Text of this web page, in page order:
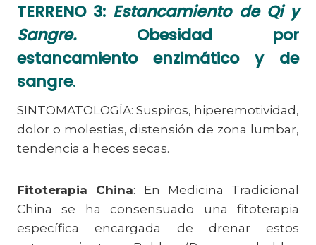
TERRENO 3: Estancamiento de Qi y
Sangre. Obesidad por
estancamiento enzimático y de
sangre.
SINTOMATOLOGÍA: Suspiros, hiperemotividad,
dolor o molestias, distensión de zona lumbar,
tendencia a heces secas.
Fitoterapia China: En Medicina Tradicional
China se ha consensuado una fitoterapia
específica encargada de drenar estos